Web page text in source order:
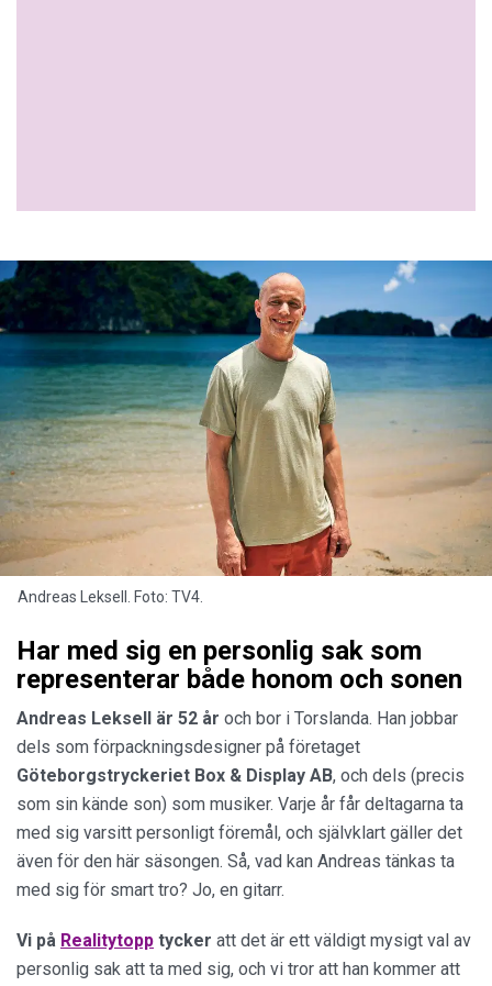
Andreas Leksell. Foto: TV4.
Har med sig en personlig sak som
representerar både honom och sonen
Andreas Leksell är 52 år och bor i Torslanda. Han jobbar
dels som förpackningsdesigner på företaget
Göteborgstryckeriet Box & Display AB, och dels (precis
som sin kände son) som musiker. Varje år får deltagarna ta
med sig varsitt personligt föremål, och självklart gäller det
även för den här säsongen. Så, vad kan Andreas tänkas ta
med sig för smart tro? Jo, en gitarr.
Vi på Realitytopp tycker att det är ett väldigt mysigt val av
personlig sak att ta med sig, och vi tror att han kommer att